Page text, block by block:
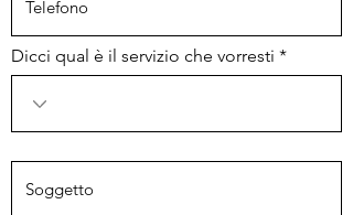
Dicci qual è il servizio che vorresti